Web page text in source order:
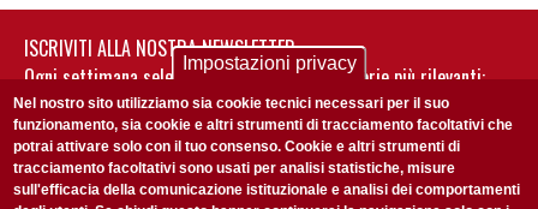
ISCRIVITI ALLA NOSTRA NEWSLETTER
Ogni settimana selezioniamo per te nostre storie più rilevanti:
non perderti gli aggiornamenti della nostra newsletter
Impostazioni privacy
Nel nostro sito utilizziamo sia cookie tecnici necessari per il suo
funzionamento, sia cookie e altri strumenti di tracciamento facoltativi che
potrai attivare solo con il tuo consenso. Cookie e altri strumenti di
tracciamento facoltativi sono usati per analisi statistiche, misure
sull'efficacia della comunicazione istituzionale e analisi dei comportamenti